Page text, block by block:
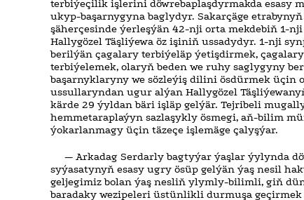
terbiýeçilik işlerini döwrebaplaşdyrmakda esasy
ukyp-başarnygyna baglydyr. Sakarçäge
şäherçesinde ýerleşýän 42-nji orta mekdebiň 1-
Hallygözel Täşliýewa öz işiniň ussadydyr. 1-nji
berilýän çagalary terbiýeläp ýetişdirmek,
terbiýelemek, olaryň beden we ruhy saglygyny
başarnyklaryny we sözleýiş dilini ösdürmek üçin
ussullaryndan ugur alýan Hallygözel
kärde 29 ýyldan bäri işläp gelýär. Tejribeli
hemmetaraplaýyn sazlaşykly ösmegi, aň-bilim
ýokarlanmagy üçin täzeçe işlemäge çalyşýar.
— Arkadag Serdarly bagtyýar ýaşlar ýylynda
syýasatynyň esasy ugry ösüp gelýän ýaş nesil
geljegimiz bolan ýaş nesliň ylymly-bilimli, giň
baradaky wezipeleri üstünlikli durmuşa